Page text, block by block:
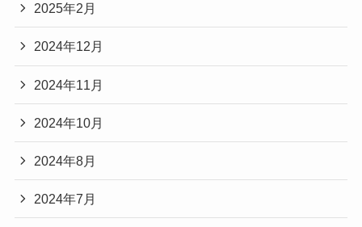
2025年2月
2024年12月
2024年11月
2024年10月
2024年8月
2024年7月